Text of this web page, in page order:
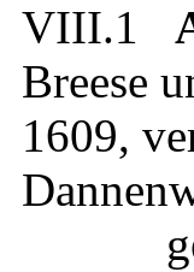
VIII.1
Breese
1609,